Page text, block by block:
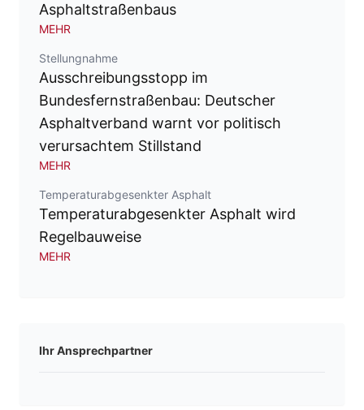
Asphaltstraßenbaus
MEHR
Stellungnahme
Ausschreibungsstopp im
Bundesfernstraßenbau: Deutscher
Asphaltverband warnt vor politisch
verursachtem Stillstand
MEHR
Temperaturabgesenkter Asphalt
Temperaturabgesenkter Asphalt wird
Regelbauweise
MEHR
Ihr Ansprechpartner